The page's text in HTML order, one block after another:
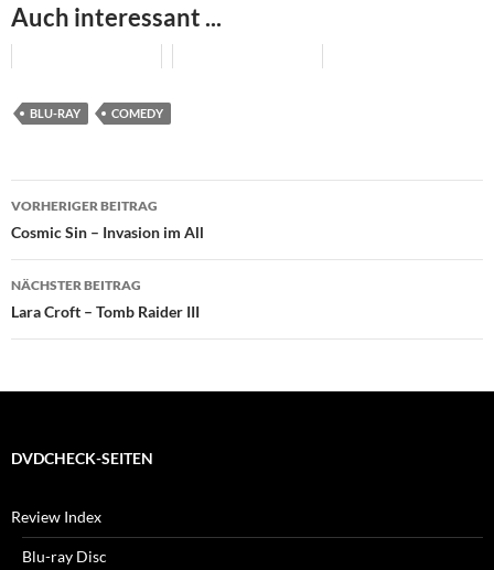
Auch interessant ...
BLU-RAY COMEDY
Beitragsnavigation
VORHERIGER BEITRAG
Cosmic Sin – Invasion im All
NÄCHSTER BEITRAG
Lara Croft – Tomb Raider III
DVDCHECK-SEITEN
Review Index
Blu-ray Disc